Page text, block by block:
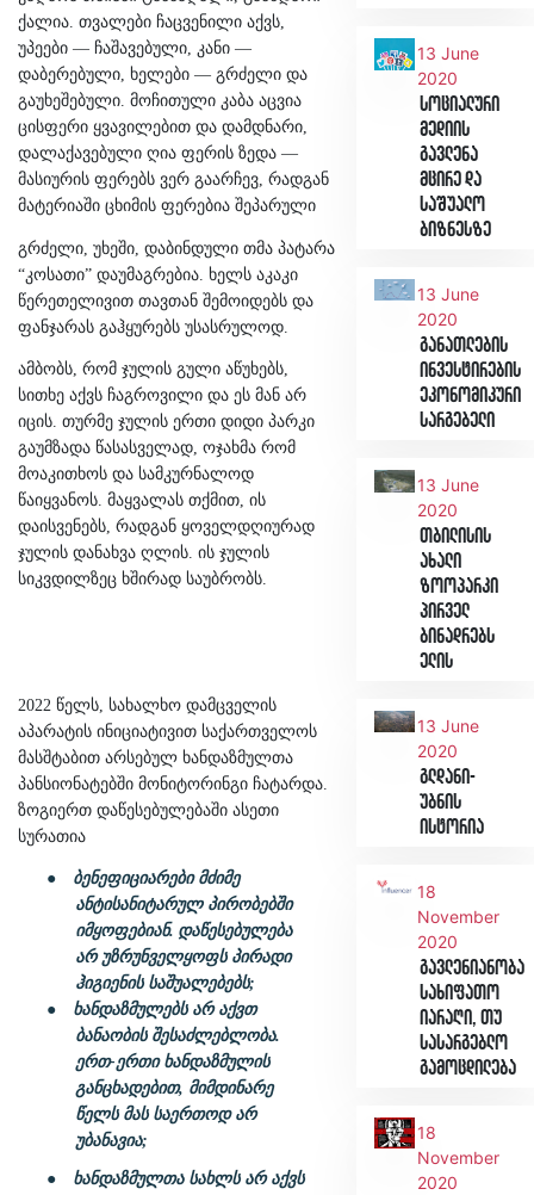
ქალია. თვალები ჩაცვენილი აქვს,
უპეები — ჩაშავებული, კანი —
დაბერებული, ხელები — გრძელი და
გაუხეშებული. მოჩითული კაბა აცვია
ცისფერი ყვავილებით და დამდნარი,
დალაქავებული ღია ფერის ზედა —
მასიურის ფერებს ვერ გაარჩევ, რადგან
მატერიაში ცხიმის ფერებია შეპარული
გრძელი, უხეში, დაბინდული თმა პატარა
“კოსათი” დაუმაგრებია. ხელს აკაკი
წერეთელივით თავთან შემოიდებს და
ფანჯარას გაჰყურებს უსასრულოდ.
ამბობს, რომ ჯულის გული აწუხებს,
სითხე აქვს ჩაგროვილი და ეს მან არ
იცის. თურმე ჯულის ერთი დიდი პარკი
გაუმზადა წასასველად, ოჯახმა რომ
მოაკითხოს და სამკურნალოდ
წაიყვანოს. მაყვალას თქმით, ის
დაისვენებს, რადგან ყოველდღიურად
ჯულის დანახვა ღლის. ის ჯულის
სიკვდილზეც ხშირად საუბრობს.
2022 წელს, სახალხო დამცველის
აპარატის ინიციატივით საქართველოს
მასშტაბით არსებულ ხანდაზმულთა
პანსიონატებში მონიტორინგი ჩატარდა.
ზოგიერთ დაწესებულებაში ასეთი
სურათია
●
ბენეფიციარები მძიმე
ანტისანიტარულ პირობებში
იმყოფებიან. დაწესებულება
არ უზრუნველყოფს პირადი
ჰიგიენის საშუალებებს;
●
ხანდაზმულებს არ აქვთ
ბანაობის შესაძლებლობა.
ერთ-ერთი ხანდაზმულის
განცხადებით, მიმდინარე
წელს მას საერთოდ არ
უბანავია;
●
ხანდაზმულთა სახლს არ აქვს
13 June
2020
სოციალური
მედიის
გავლენა
მცირე და
საშუალო
ბიზნესზე
13 June
2020
განათლების
ინვესტირების
ეკონომიკური
სარგებელი
13 June
2020
თბილისის
ახალი
ზოოპარკი
პირველ
ბინადრებს
ელის
13 June
2020
გლდანი-
უბნის
ისტორია
18
November
2020
გავლენიანობა
სახიფათო
იარაღი, თუ
სასარგებლო
გამოცდილება
18
November
2020